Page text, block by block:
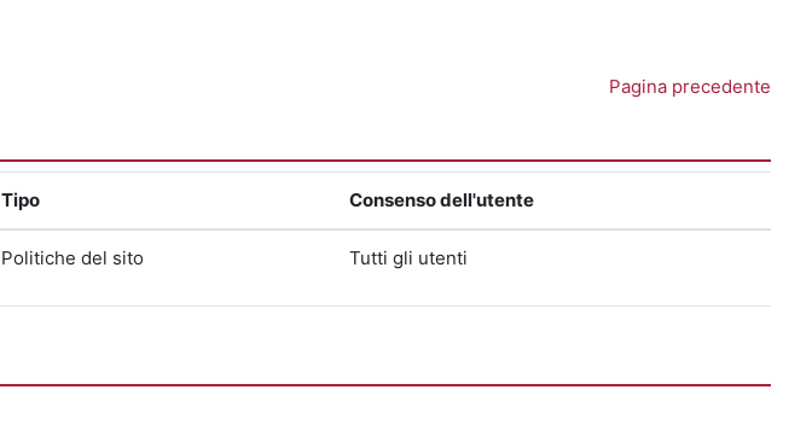
Pagina precedente
Tipo Consenso dell'utente
Politiche del sito Tutti gli utenti